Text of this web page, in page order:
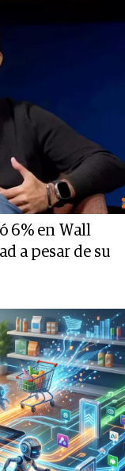
6% en Wall
a pesar de su